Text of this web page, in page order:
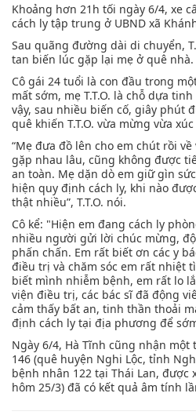
Khoảng hơn 21h tối ngày 6/4, xe
cách ly tập trung ở UBND xã
Sau quãng đường dài di chuyển,
tan biến lúc gặp lại mẹ ở quê nhà.
Cô gái 24 tuổi là con đầu trong
mất sớm, mẹ T.T.O. là chỗ dựa
vậy, sau nhiều biến cố, giây phút
quê khiến T.T.O. vừa mừng vừa
“Mẹ đưa đồ lên cho em chút rồi
gặp nhau lâu, cũng không được
an toàn. Mẹ dặn dò em giữ gìn
hiện quy định cách ly, khi nào
thật nhiều”, T.T.O. nói.
Cô kể: "Hiện em đang cách ly
nhiều người gửi lời chúc mừng,
phấn chấn. Em rất biết ơn các y
điều trị và chăm sóc em rất nhiệt
biết mình nhiễm bệnh, em rất lo
viện điều trị, các bác sĩ đã động
cảm thấy bất an, tinh thần thoải
định cách ly tại địa phương để
Ngày 6/4, Hà Tĩnh cũng nhận
146 (quê huyện Nghi Lộc, tỉnh
bệnh nhân 122 tại Thái Lan, được
hôm 25/3) đã có kết quả âm tính